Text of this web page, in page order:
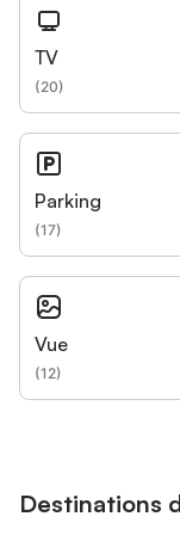
TV
(20)
Parking
(17)
Vue
(12)
Destinations